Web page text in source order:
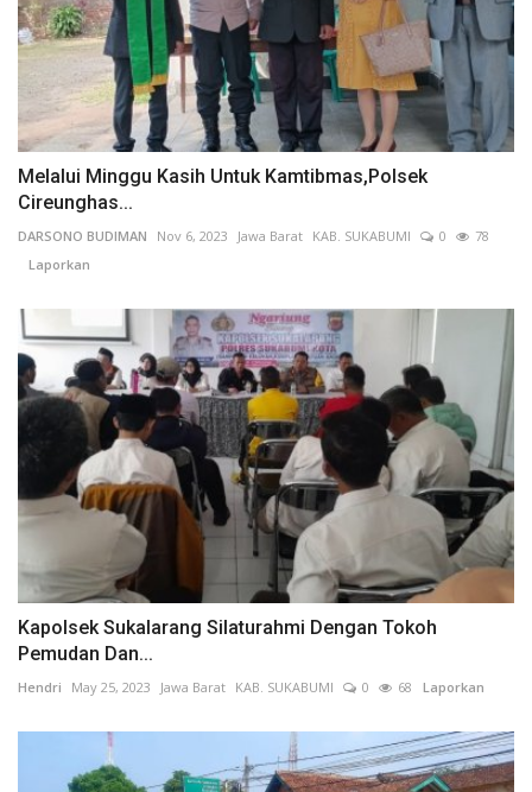
Melalui Minggu Kasih Untuk Kamtibmas,Polsek
Cireunghas...
DARSONO BUDIMAN Nov 6, 2023 Jawa Barat KAB. SUKABUMI 0
78
Laporkan
Kapolsek Sukalarang Silaturahmi Dengan Tokoh
Pemudan Dan...
Hendri May 25, 2023 Jawa Barat KAB. SUKABUMI 0 68 Laporkan